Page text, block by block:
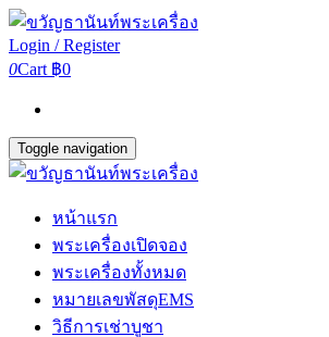
Login / Register
0Cart ฿0
Toggle navigation
หน้าแรก
พระเครื่องเปิดจอง
พระเครื่องทั้งหมด
หมายเลขพัสดุEMS
วิธีการเช่าบูชา